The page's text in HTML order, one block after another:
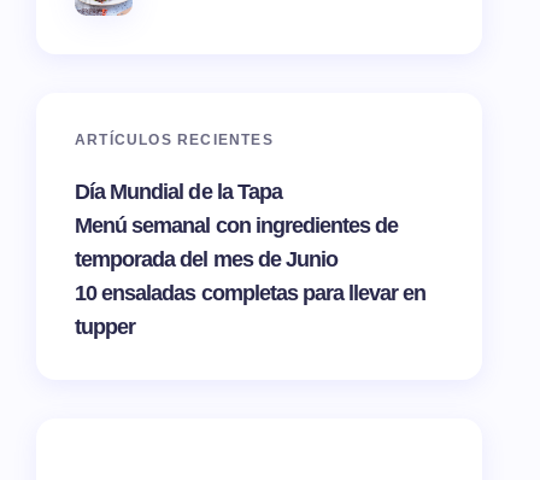
ARTÍCULOS RECIENTES
Día Mundial de la Tapa
Menú semanal con ingredientes de
temporada del mes de Junio
10 ensaladas completas para llevar en
tupper